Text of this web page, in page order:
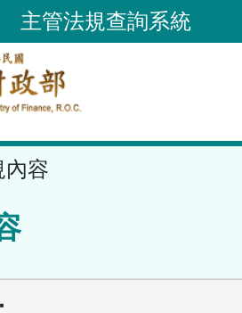
主管法規查詢系統
內容